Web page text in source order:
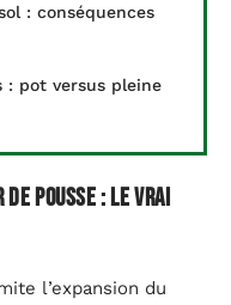
: conséquences
pot versus pleine
pousse : le vrai
l’expansion du